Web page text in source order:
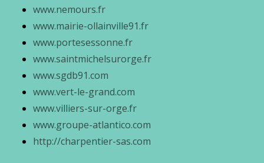
www.nemours.fr
www.mairie-ollainville91.fr
www.portesessonne.fr
www.saintmichelsurorge.fr
www.sgdb91.com
www.vert-le-grand.com
www.villiers-sur-orge.fr
www.groupe-atlantico.com
http://charpentier-sas.com